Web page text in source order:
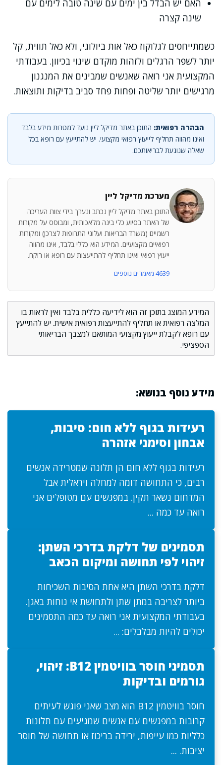
האם יש הבדל בין ימים עם שינה טובה לימים עם
שינה קצרה
כשמתייחסים לגלוקוז כאל אות ביולוגי, ולא כאל תווית, קל
יותר לשפר הרגלים ולזהות מוקדם שינוי בכיוון. בעבודתי
המקצועית אני רואה שאנשים שמבינים את המנגנון
מרגישים יותר שליטה ופחות פחד סביב בדיקות ותוצאות.
הבהרה רפואית: התוכן באתר מדיקל ליין נועד למטרות מידע בלבד
ואינו מהווה תחליף לייעוץ רפואי מקצועי. יש להתייעץ עם רופא בכל
שאלה שנוגעת לבריאותכם.
מערכת מדיקל ליין
התוכן באתר מדיקל ליין נכתב ונערך בידי צוות העריכה
של האתר בסיוע כלי בינה מלאכותית, ומבוסס על מקורות
רשמיים (משרד הבריאות ועלוני התרופות לצרכן) ומקורות
רפואיים מקצועיים. המידע הוא כללי בלבד, אינו מהווה
ייעוץ רפואי ואינו תחליף להתייעצות עם רופא או רוקח.
4639 מאמרים נוספים
המידע המוצג בתוכן זה הוא לידיעה כללית בלבד ואין לראות בו
המלצה רפואית או תחליף להתייעצות רפואית אישית. יש להתייעץ
עם רופא לקבלת ייעוץ מקצועי המותאם למצבך הבריאותי
הספציפי.
מידע נוסף בנושא:
רעידות בגוף ללא חום: סיבות,
אבחון וסימני אזהרה
רעידות בגוף ללא חום הן תלונה שמטרידה אנשים
רבים, כי התחושה דומה למחלה ויראלית אבל
המדחום נשאר תקין. במפגשים עם מטופלים אני
רואה עד כמה ...
תסמינים של דלקת בדרכי השתן:
זיהוי לפי תחושה ומיקום הכאב
דלקת בדרכי השתן היא אחת הסיבות השכיחות
ביותר לצריבה במתן שתן ולתחושת אי נוחות באגן.
בעבודתי המקצועית אני רואה עד כמה התסמינים
יכולים להיות מבלבלים: ...
תסמיני חוסר בוויטמין B12: זיהוי,
גורמים ובדיקות
חוסר בוויטמין B12 הוא מצב שאני פוגש לעיתים
קרובות במפגשים עם אנשים שמגיעים עם תלונות
כלליות כמו עייפות, ירידה בריכוז או תחושה של חוסר
יציבות. ...